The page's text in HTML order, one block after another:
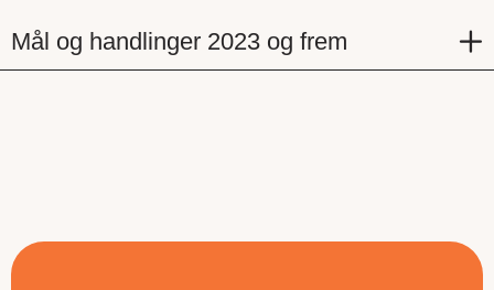
Mål og handlinger 2023 og frem